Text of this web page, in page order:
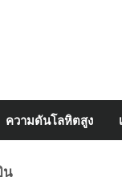
ความดันโลหิตสูง
น